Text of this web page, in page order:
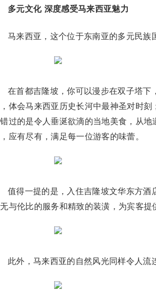
多元文化 深度感受马来西亚魅力
马来西亚，这个位于东南亚的多元民族
在首都吉隆坡，你可以漫步在双子塔
体会马来西亚历史长河中最神圣对时
过的是令人垂涎欲滴的当地美食，从
应有尽有，满足每一位游客的味蕾。
值得一提的是，入住吉隆坡文华东方酒
与伦比的服务和精致的装潢，为宾客提
此外，马来西亚的自然风光同样令人流